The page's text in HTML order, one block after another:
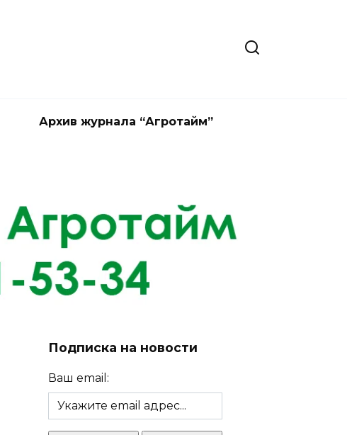
Архив журнала “Агротайм”
Подписка на новости
Ваш email: